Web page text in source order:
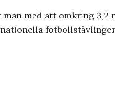
med att omkring 3,2